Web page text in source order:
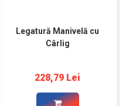
Legatură Manivelă cu
Cârlig
228,79 Lei